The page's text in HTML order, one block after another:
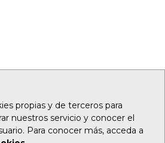
propias y de terceros para
nuestros servicio y conocer el
Para conocer más, acceda a